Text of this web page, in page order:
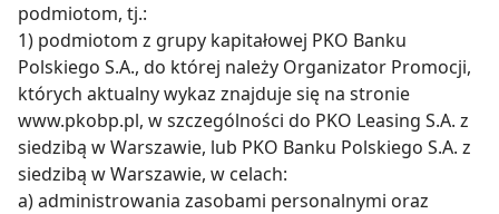
podmiotom, tj.:
1) podmiotom z grupy kapitałowej PKO Banku
Polskiego S.A., do której należy Organizator Promocji,
których aktualny wykaz znajduje się na stronie
www.pkobp.pl, w szczególności do PKO Leasing S.A. z
siedzibą w Warszawie, lub PKO Banku Polskiego S.A. z
siedzibą w Warszawie, w celach:
a) administrowania zasobami personalnymi oraz